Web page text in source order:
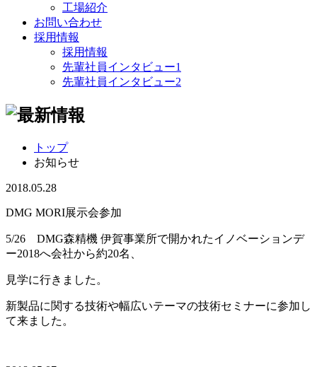
工場紹介
お問い合わせ
採用情報
採用情報
先輩社員インタビュー1
先輩社員インタビュー2
トップ
お知らせ
2018.05.28
DMG MORI展示会参加
5/26 DMG森精機 伊賀事業所で開かれたイノベーションデ
ー2018へ会社から約20名、
見学に行きました。
新製品に関する技術や幅広いテーマの技術セミナーに参加し
て来ました。